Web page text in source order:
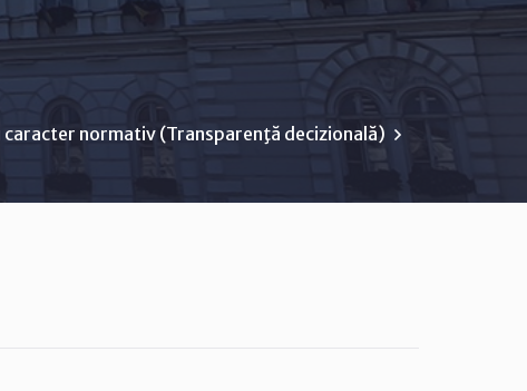
normativ (Transparenţă decizională)